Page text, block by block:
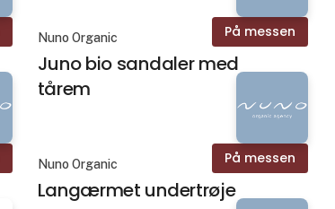
På messen
Nuno Organic
Juno bio sandaler med
tårem
På messen
Nuno Organic
Langærmet undertrøje